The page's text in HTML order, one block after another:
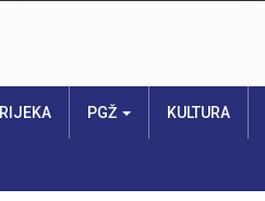
RIJEKA PGŽ KULTURA